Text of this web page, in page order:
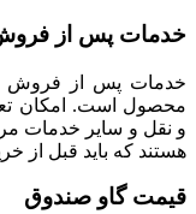
خدمات پس از
خدمات پس از فروش
محصول است. امکان
و نقل و سایر خدمات
هستند که باید قبل از
قیمت گاو صندوق